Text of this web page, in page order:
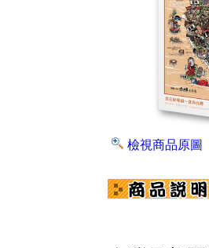
檢視商品原圖